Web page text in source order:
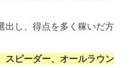
出し、得点を多く稼いだ方
スピーダー、オールラウン